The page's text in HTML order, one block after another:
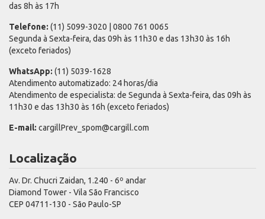
das 8h às 17h
Telefone: (11) 5099-3020 | 0800 761 0065
Segunda à Sexta-feira, das 09h às 11h30 e das 13h30 às 16h
(exceto feriados)
WhatsApp: (11) 5039-1628
Atendimento automatizado: 24 horas/dia
Atendimento de especialista: de Segunda à Sexta-feira, das 09h às
11h30 e das 13h30 às 16h (exceto feriados)
E-mail: cargillPrev_spom@cargill.com
Localização
Av. Dr. Chucri Zaidan, 1.240 - 6º andar
Diamond Tower - Vila São Francisco
CEP 04711-130 - São Paulo-SP